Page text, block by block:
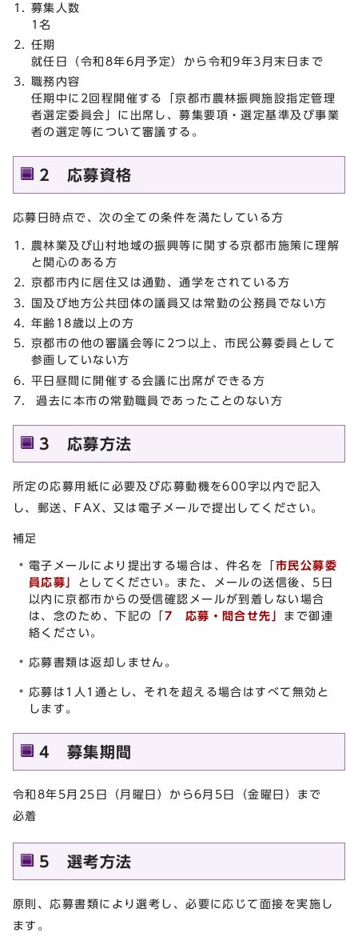
募集人数
1名
任期
就任日（令和8年6月予定）から令和9年3月末日まで
職務内容
任期中に2回程開催する「京都市農林振興施設指定管理
者選定委員会」に出席し、募集要項・選定基準及び事業
者の選定等について審議する。
2 応募資格
応募日時点で、次の全ての条件を満たしている方
農林業及び山村地域の振興等に関する京都市施策に理解
と関心のある方
京都市内に居住又は通勤、通学をされている方
国及び地方公共団体の議員又は常勤の公務員でない方
年齢18歳以上の方
京都市の他の審議会等に2つ以上、市民公募委員として
参画していない方
平日昼間に開催する会議に出席ができる方
過去に本市の常勤職員であったことのない方
3 応募方法
所定の応募用紙に必要及び応募動機を600字以内で記入
し、郵送、FAX、又は電子メールで提出してください。
補足
電子メールにより提出する場合は、件名を「 市民公募委
員応募」 としてください。また、メールの送信後、5日
以内に京都市からの受信確認メールが到着しない場合
は、念のため、下記の「 7 応募・問合せ先」 まで御連
絡ください。
応募書類は返却しません。
応募は1人1通とし、それを超える場合はすべて無効と
します。
4 募集期間
令和8年5月25日（月曜日）から6月5日（金曜日）まで
必着
5 選考方法
原則、応募書類により選考し、必要に応じて面接を実施し
ます。